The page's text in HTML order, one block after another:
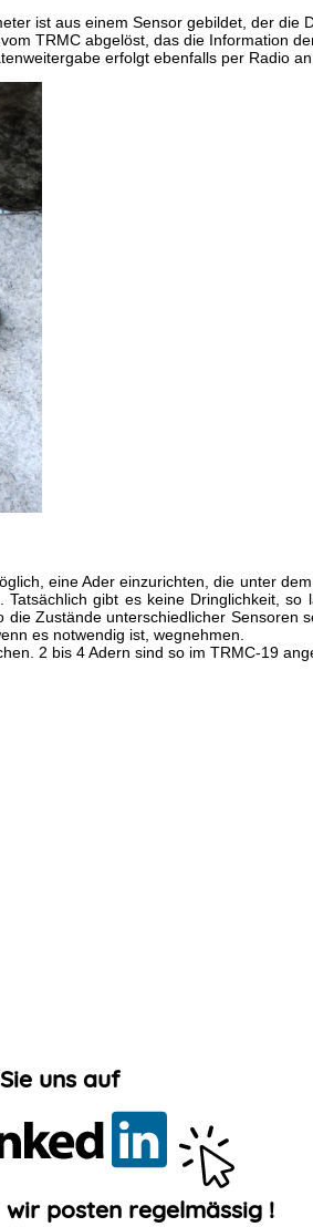
ist aus einem Sensor gebildet, der die
TRMC abgelöst, das die Information
erfolgt ebenfalls per Radio
eine Ader einzurichten, die unter
gibt es keine Dringlichkeit,
Zustände unterschiedlicher
es notwendig ist, wegnehmen.
2 bis 4 Adern sind so im TRMC-19